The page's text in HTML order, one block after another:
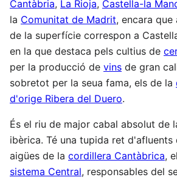
Cantàbria, La Rioja, Castella-la
la Comunitat de Madrit, encara que
de la superfície correspon a
en la que destaca pels cultius de
per la producció de vins de gran
sobretot per la seua fama, els de la
d'orige Ribera del Duero.
És el riu de major cabal absolut de
ibèrica. Té una tupida ret d'afluents
aigües de la cordillera Cantàbrica, el
sistema Central, responsables del